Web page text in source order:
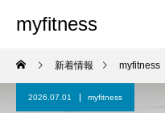
myfitness
新着情報 myfitness
2026.07.01 myfitness